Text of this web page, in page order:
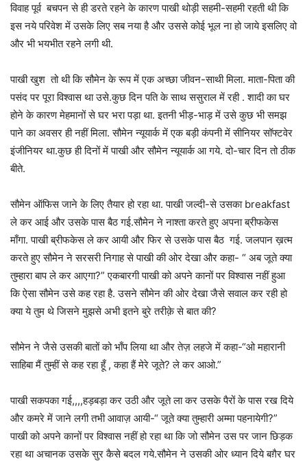
विवाह पूर्व बचपन से ही डरते रहने के कारण पाखी थोड़ी सहमी-सहमी रहती थी कि
इस नये परिवेश में उसके लिए सब नया है और उससे कोई भूल ना हो जाये इसलिए वो
और भी भयभीत रहने लगी थी.
पाखी खुश तो थी कि सौमेन के रूप में एक अच्छा जीवन-साथी मिला. माता-पिता की
पसंद पर पूरा विश्वास था उसे.कुछ दिन पति के साथ ससुराल में रही . शादी का घर
होने के कारण मेहमानों से घर भरा पड़ा था. इतनी भीड़-भाड़ में उसे कुछ भी समझ
पाने का अवसर ही नहीं मिला. सौमेन न्यूयार्क में एक बड़ी कंपनी में सीनियर सॉफ्टवेर
इंजीनियर था.कुछ ही दिनों में पाखी और सौमेन न्यूयार्क आ गये. दो-चार दिन तो ठीक
बीते.
सौमेन ऑफिस जाने के लिए तैयार हो रहा था. पाखी जल्दी-से उसका breakfast
ले कर आई और उसके पास बैठ गई.सौमेन ने नाश्ता करते हुए अपना ब्रीफकेस
माँगा. पाखी ब्रीफकेस ले कर आयी और फिर से उसके पास बैठ गई. जलपान ख़त्म
करते हुए सौमेन ने सरसरी निगाह से पाखी की ओर देखा और कहा- “ अब जूते क्या
तुम्हारा बाप ले कर आएगा?” एकबारगी पाखी को अपने कानों पर विश्वास नहीं हुआ
कि ऐसा सौमेन उसे कह रहा है. उसने सौमेन की ओर देखा जैसे सवाल कर रही हो
क्या ये तुम थे जिसने मुझसे अभी इतने बुरे तरीक़े से बात की?
सौमेन ने जैसे उसकी बातों को भाँप लिया था और तेज़ लहजे में कहा-“ओ महारानी
साहिबा मैं तुम्हीं से कह रहा हूँ , कहा हैं मेरे जूते? ले कर आओ.”
पाखी सकपका गई,,,,हड़बड़ा कर उठी और जूते ला कर उसके पैरों के पास रख दिये
और कमरे में जाने लगी तभी आवाज़ आयी-“ जूते क्या तुम्हारी अम्मा पहनायेगी?”
पाखी को अपने कानों पर विश्वास नहीं हो रहा था कि जो सौमेन उस पर जान छिड़क
रहा था अचानक उसके सुर कैसे बदल गये.सौमेन ने उसकी ओर ध्यान दिये बग़ैर घर